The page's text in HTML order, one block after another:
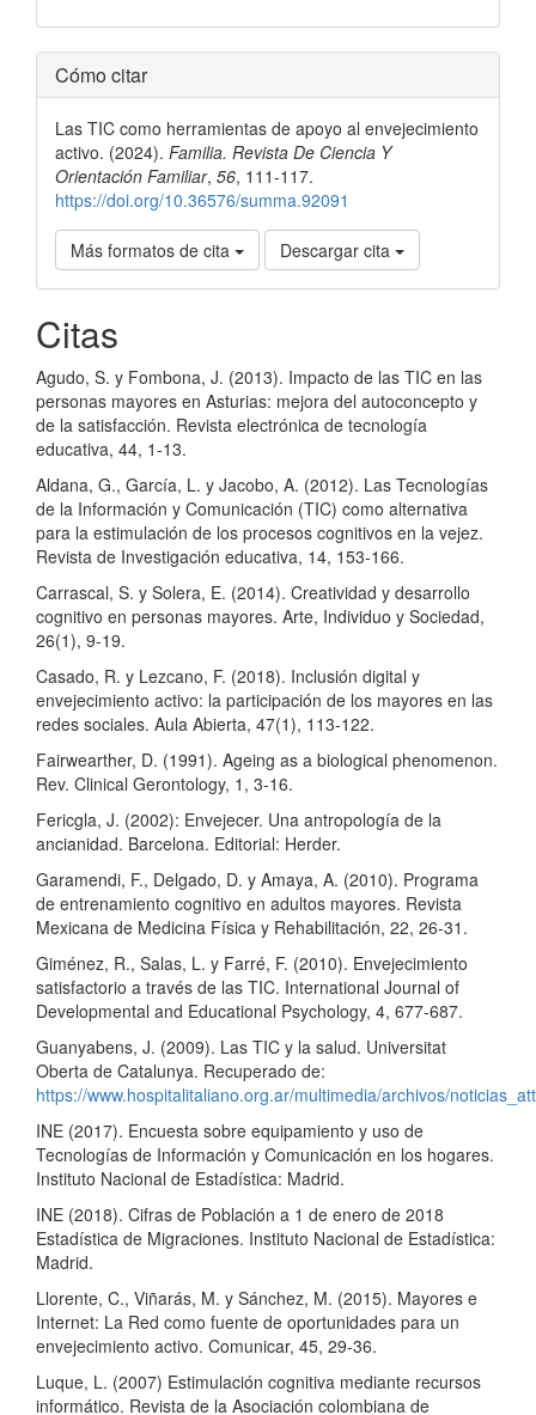
Detalles
del
artículo
Cómo citar
Las TIC como herramientas de apoyo al envejecimiento
activo. (2024). Familia. Revista De Ciencia Y
Orientación Familiar, 56, 111-117.
https://doi.org/10.36576/summa.92091
Más formatos de cita Descargar cita
Citas
Agudo, S. y Fombona, J. (2013). Impacto de las TIC en las
personas mayores en Asturias: mejora del autoconcepto y
de la satisfacción. Revista electrónica de tecnología
educativa, 44, 1-13.
Aldana, G., García, L. y Jacobo, A. (2012). Las Tecnologías
de la Información y Comunicación (TIC) como alternativa
para la estimulación de los procesos cognitivos en la vejez.
Revista de Investigación educativa, 14, 153-166.
Carrascal, S. y Solera, E. (2014). Creatividad y desarrollo
cognitivo en personas mayores. Arte, Individuo y Sociedad,
26(1), 9-19.
Casado, R. y Lezcano, F. (2018). Inclusión digital y
envejecimiento activo: la participación de los mayores en las
redes sociales. Aula Abierta, 47(1), 113-122.
Fairwearther, D. (1991). Ageing as a biological phenomenon.
Rev. Clinical Gerontology, 1, 3-16.
Fericgla, J. (2002): Envejecer. Una antropología de la
ancianidad. Barcelona. Editorial: Herder.
Garamendi, F., Delgado, D. y Amaya, A. (2010). Programa
de entrenamiento cognitivo en adultos mayores. Revista
Mexicana de Medicina Física y Rehabilitación, 22, 26-31.
Giménez, R., Salas, L. y Farré, F. (2010). Envejecimiento
satisfactorio a través de las TIC. International Journal of
Developmental and Educational Psychology, 4, 677-687.
Guanyabens, J. (2009). Las TIC y la salud. Universitat
Oberta de Catalunya. Recuperado de:
https://www.hospitalitaliano.org.ar/multimedia/archivos/
INE (2017). Encuesta sobre equipamiento y uso de
Tecnologías de Información y Comunicación en los hogares.
Instituto Nacional de Estadística: Madrid.
INE (2018). Cifras de Población a 1 de enero de 2018
Estadística de Migraciones. Instituto Nacional de Estadística:
Madrid.
Llorente, C., Viñarás, M. y Sánchez, M. (2015). Mayores e
Internet: La Red como fuente de oportunidades para un
envejecimiento activo. Comunicar, 45, 29-36.
Luque, L. (2007) Estimulación cognitiva mediante recursos
informático. Revista de la Asociación colombiana de